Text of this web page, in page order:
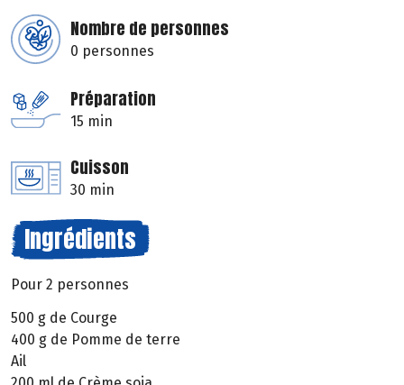
Nombre de personnes
0 personnes
Préparation
15 min
Cuisson
30 min
Ingrédients
Pour 2 personnes
500 g de Courge
400 g de Pomme de terre
Ail